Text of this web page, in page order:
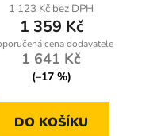
1 123 Kč bez DPH
1 359 Kč
1 641 Kč
(–17 %)
DO KOŠÍKU